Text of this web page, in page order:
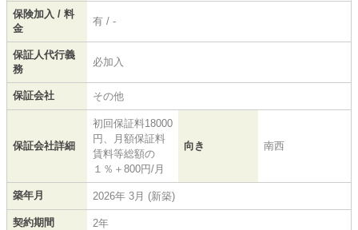
保険加入 / 料
金
有 / -
保証人代行義
務
必加入
保証会社 その他
保証会社詳細
初回保証料18000
円、月額保証料
賃料等総額の
１％＋800円/月
向き 南西
築年月 2026年 3月 (新築)
契約期間 2年